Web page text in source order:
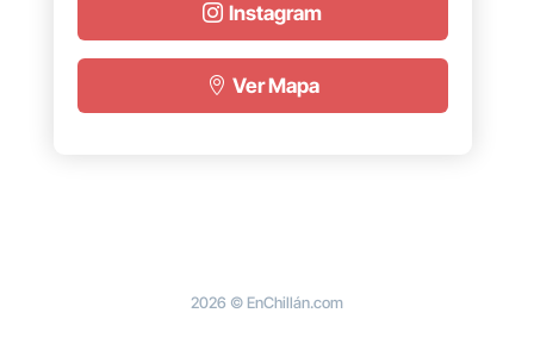
Instagram
Ver Mapa
2026 © EnChillán.com